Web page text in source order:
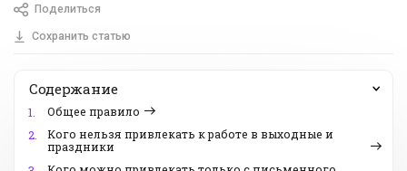
Поделиться
Сохранить статью
Содержание
1.
Общее правило
2.
Кого нельзя привлекать к работе в выходные и
праздники